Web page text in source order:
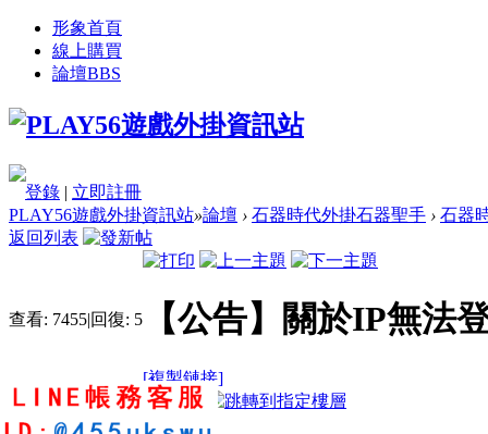
形象首頁
線上購買
論壇BBS
登錄 | 立即註冊
PLAY56遊戲外掛資訊站»論壇 › 石器時代外掛石器聖手 › 石器
返回列表
查看: 7455|回復: 5 【公告】關於IP無法
[複製鏈接]
電梯直達
樓主